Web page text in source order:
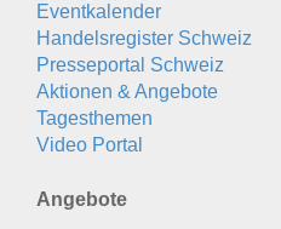
Eventkalender
Handelsregister Schweiz
Presseportal Schweiz
Aktionen & Angebote
Tagesthemen
Video Portal
Angebote